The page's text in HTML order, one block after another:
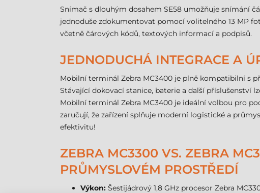
Snímač s dlouhým dosahem SE58 umožňuje snímání
jednoduše zdokumentovat pomocí volitelného 13 MP
včetně čárových kódů, textových informací a podpisů.
JEDNODUCHÁ INTEGRACE A
Mobilní terminál Zebra MC3400 je plně kompatibilní s
Stávající dokovací stanice, baterie a další příslušenství
Mobilní terminál Zebra MC3400 je ideální volbou pro
zaručují, že zařízení splňuje moderní logistické a
efektivitu!
ZEBRA MC3300 VS. ZEBRA
PRŮMYSLOVÉM PROSTŘEDÍ
Výkon: Šestijádrový 1,8 GHz procesor Zebra